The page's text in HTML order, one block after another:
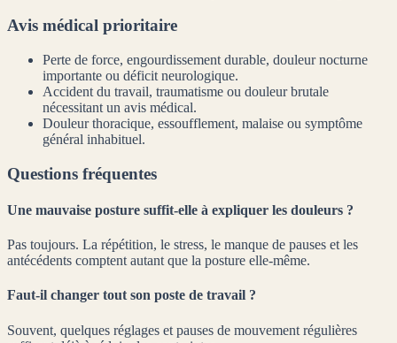
Avis médical prioritaire
Perte de force, engourdissement durable, douleur nocturne
importante ou déficit neurologique.
Accident du travail, traumatisme ou douleur brutale
nécessitant un avis médical.
Douleur thoracique, essoufflement, malaise ou symptôme
général inhabituel.
Questions fréquentes
Une mauvaise posture suffit-elle à expliquer les douleurs ?
Pas toujours. La répétition, le stress, le manque de pauses et les
antécédents comptent autant que la posture elle-même.
Faut-il changer tout son poste de travail ?
Souvent, quelques réglages et pauses de mouvement régulières